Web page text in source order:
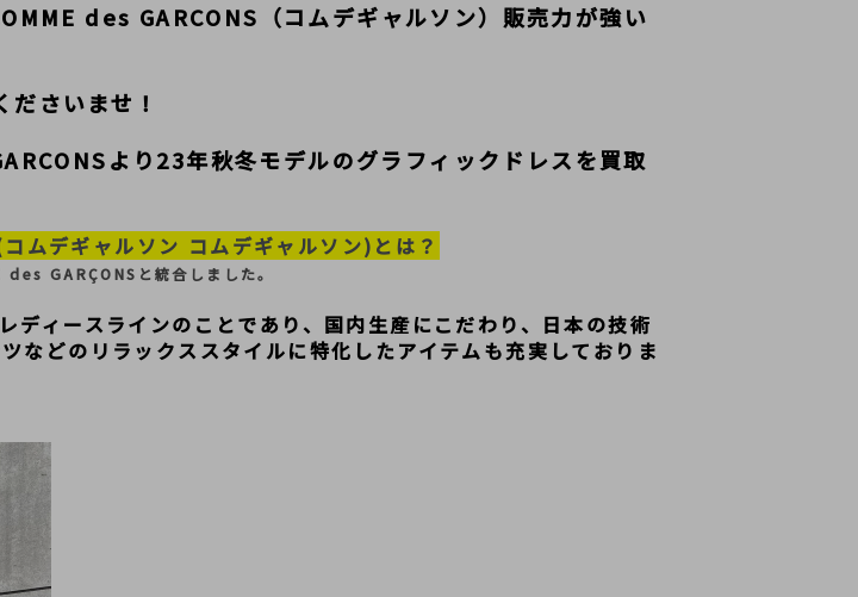
des GARCONS（コムデギャルソン）販売力が強い
さいませ！
より23年秋冬モデルのグラフィックドレスを買取
ムデギャルソン コムデギャルソン)とは？
GARÇONSと統合しました。
ィースラインのことであり、国内生産にこだわり、日本の技術
などのリラックススタイルに特化したアイテムも充実しておりま